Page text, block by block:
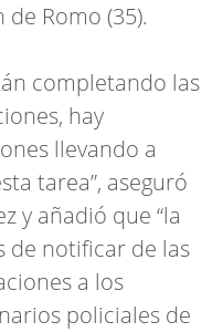
de Romo (35).
completando las
hay
llevando a
tarea”, aseguró
y añadió que “la
de notificar de las
a los
policiales de